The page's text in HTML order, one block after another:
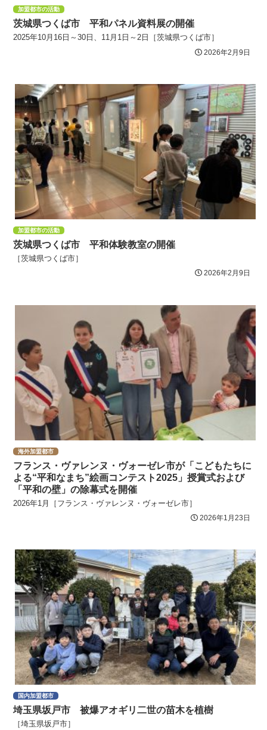
加盟都市の活動
茨城県つくば市 平和パネル資料展の開催
2025年10月16日～30日、11月1日～2日［茨城県つくば市］
2026年2月9日
加盟都市の活動
茨城県つくば市 平和体験教室の開催
［茨城県つくば市］
2026年2月9日
海外加盟都市
フランス・ヴァレンヌ・ヴォーゼレ市が「こどもたちに
よる“平和なまち”絵画コンテスト2025」授賞式および
「平和の壁」の除幕式を開催
2026年1月［フランス・ヴァレンヌ・ヴォーゼレ市］
2026年1月23日
国内加盟都市
埼玉県坂戸市 被爆アオギリ二世の苗木を植樹
［埼玉県坂戸市］